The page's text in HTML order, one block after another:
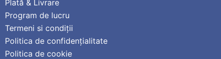
Plată & Livrare
Program de lucru
Termeni si condiții
Politica de confidențialitate
Politica de cookie